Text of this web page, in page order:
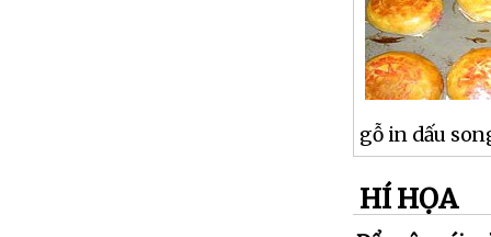
gỗ in dấu
HÍ HỌA